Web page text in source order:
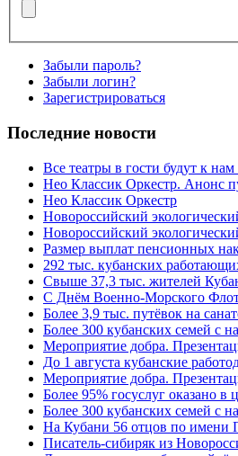
Забыли пароль?
Забыли логин?
Зарегистрироваться
Последние новости
Все театры в гости будут к
Нео Классик Оркестр. Анонс
Нео Классик Оркестр
Новороссийский
Новороссийский
Размер выплат пенсионных
292 тыс. кубанских
Свыше 37,3 тыс. жителей
C Днём Военно-Морского
Более 3,9 тыс. путёвок на
Более 300 кубанских семей с
Мероприятие добра.
До 1 августа кубанские
Мероприятие добра.
Более 95% госуслуг оказано
Более 300 кубанских семей с
На Кубани 56 отцов по имени
Писатель-сибиряк из